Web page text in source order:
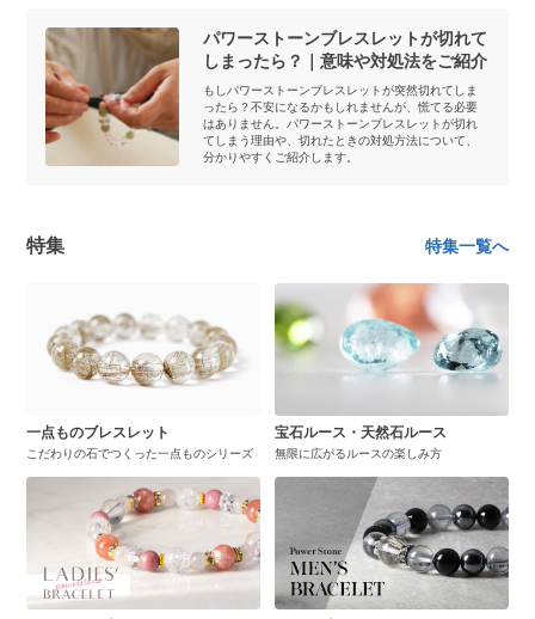
パワーストーンブレスレットが切れて
しまったら？｜意味や対処法をご紹介
もしパワーストーンブレスレットが突然切れてしま
ったら？不安になるかもしれませんが、慌てる必要
はありません。パワーストーンブレスレットが切れ
てしまう理由や、切れたときの対処方法について、
分かりやすくご紹介します。
特集 特集一覧へ
一点ものブレスレット
こだわりの石でつくった一点ものシリーズ
宝石ルース・天然石ルース
無限に広がるルースの楽しみ方